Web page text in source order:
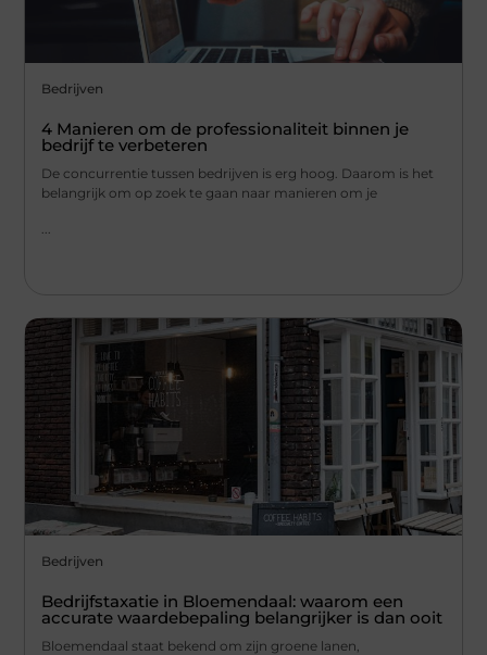
Bedrijven
4 Manieren om de professionaliteit binnen je
bedrijf te verbeteren
De concurrentie tussen bedrijven is erg hoog. Daarom is het
belangrijk om op zoek te gaan naar manieren om je
Bedrijven
Bedrijfstaxatie in Bloemendaal: waarom een
accurate waardebepaling belangrijker is dan ooit
Bloemendaal staat bekend om zijn groene lanen,